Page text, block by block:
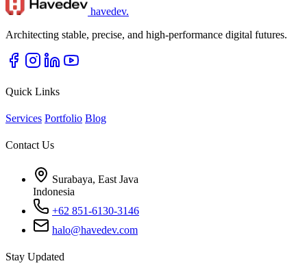
havedev.
Architecting stable, precise, and high-performance digital futures.
Quick Links
Services Portfolio Blog
Contact Us
Surabaya, East Java
Indonesia
+62 851-6130-3146
halo@havedev.com
Stay Updated